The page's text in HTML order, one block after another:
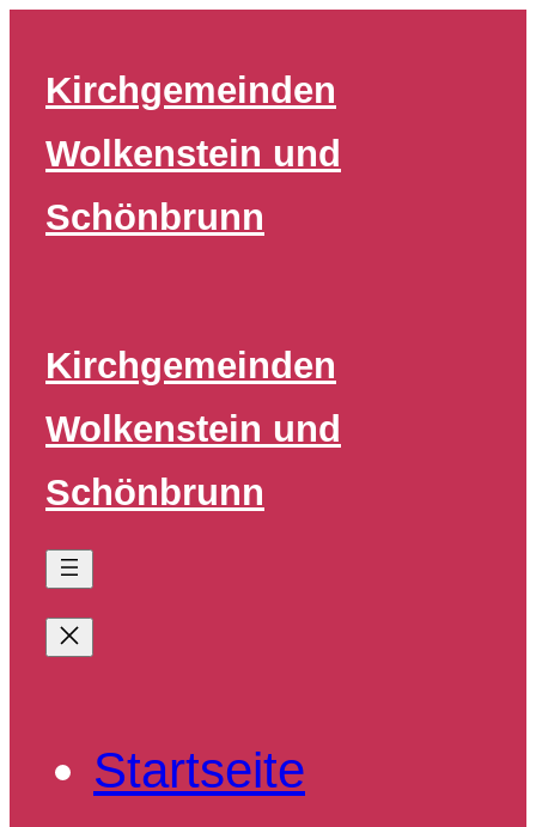
springen
Kirchgemeinden
Wolkenstein und
Schönbrunn
Kirchgemeinden
Wolkenstein und
Schönbrunn
Startseite